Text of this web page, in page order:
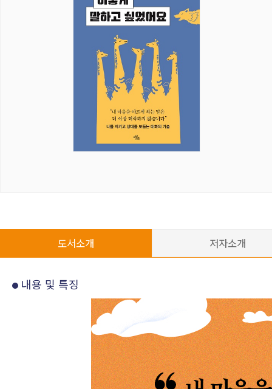
도서소개 저자소개
내용 및 특징